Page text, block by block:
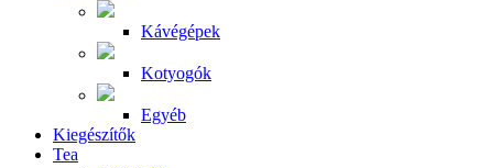
Kávégépek
Kotyogók
Egyéb
Kiegészítők
Tea